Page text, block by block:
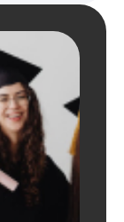
Читать полный